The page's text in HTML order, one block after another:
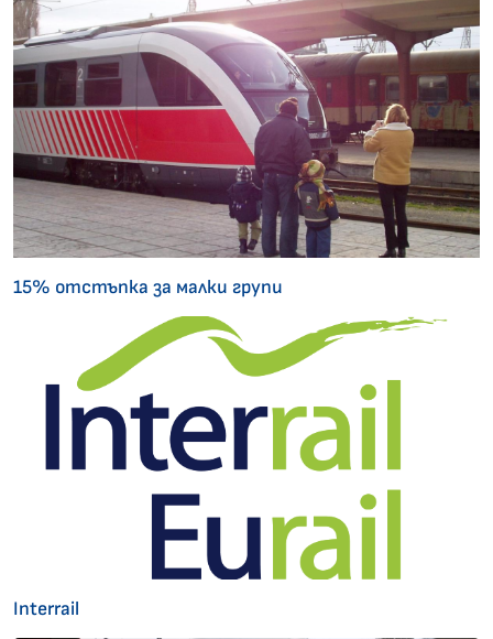
15% отстъпка за малки групи
Interrail